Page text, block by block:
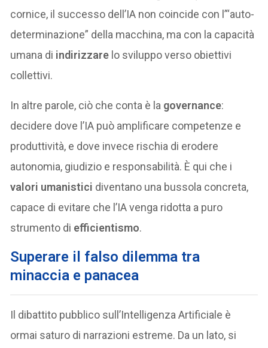
cornice, il successo dell’IA non coincide con l’“auto-
determinazione” della macchina, ma con la capacità
umana di indirizzare lo sviluppo verso obiettivi
collettivi.
In altre parole, ciò che conta è la governance:
decidere dove l’IA può amplificare competenze e
produttività, e dove invece rischia di erodere
autonomia, giudizio e responsabilità. È qui che i
valori umanistici diventano una bussola concreta,
capace di evitare che l’IA venga ridotta a puro
strumento di efficientismo.
Superare il falso dilemma tra
minaccia e panacea
Il dibattito pubblico sull’Intelligenza Artificiale è
ormai saturo di narrazioni estreme. Da un lato, si